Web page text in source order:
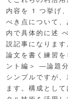
内容を 1 つ挙げ
べき点について
内で具体的に述
説記事になりま
論文を書く練習
ント編＞ ―論題
シンプルですが
ます。構成とし